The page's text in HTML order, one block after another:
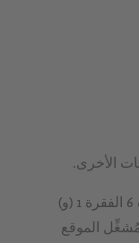
الأخرى.
يتم جمع هذه البيانات على أساس المادة 6 الفقرة 1 (و)
مُشغِّل الموقع